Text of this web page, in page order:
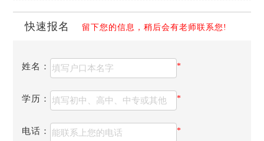
职业技术学院、四川财经职业学院、广安职业技术学院、四
学院、四川文化传媒职业学院、四川艺术职业大学、四川长
江职业学院、四川华新现代职业学院、电子科技大学成都学
院、南充电影工业职业学院、四川商务职业学院、四川司法
警官职业学院、乐山职业技术学院、成都农业科技职业学
院、南充职业技术学院、四川水利职业技术学院、泸州职业
技术学院、四川信息职业技术学院、四川航天职业技术学
快速报名 留下您的信息，稍后会有老师联系您!
姓名： *
学历： *
电话： *